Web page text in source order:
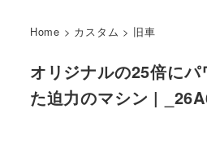
Home > カスタム > 旧車
オリジナルの25倍に
た迫力のマシン |